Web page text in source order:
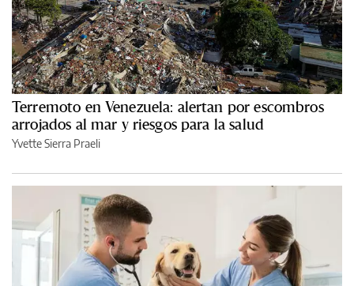
Terremoto en Venezuela: alertan por escombros
arrojados al mar y riesgos para la salud
Yvette Sierra Praeli